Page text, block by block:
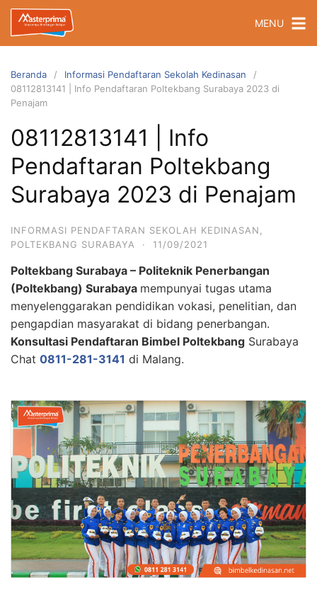
Langsung
konten
MENU
Beranda
Informasi Pendaftaran Sekolah Kedinasan
08112813141 | Info Pendaftaran Poltekbang Surabaya 2023 di
Penajam
08112813141 | Info
Pendaftaran Poltekbang
Surabaya 2023 di Penajam
INFORMASI PENDAFTARAN SEKOLAH KEDINASAN
POLTEKBANG SURABAYA
· 11/09/2021
Poltekbang Surabaya – Politeknik Penerbangan
(Poltekbang) Surabaya mempunyai tugas utama
menyelenggarakan pendidikan vokasi, penelitian, dan
pengapdian masyarakat di bidang penerbangan.
Konsultasi Pendaftaran Bimbel Poltekbang Surabaya
Chat 0811-281-3141 di Malang.